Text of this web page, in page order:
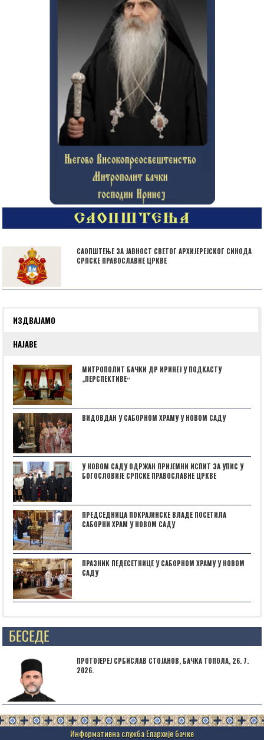
САОПШТЕЊЕ ЗА ЈАВНОСТ СВЕТОГ АРХИЈЕРЕЈСКОГ СИНОДА
СРПСКЕ ПРАВОСЛАВНЕ ЦРКВЕ
ИЗДВАЈАМО
НАЈАВЕ
МИТРОПОЛИТ БАЧКИ ДР ИРИНЕЈ У ПОДКАСТУ
„ПЕРСПЕКТИВЕˮ
ВИДОВДАН У САБОРНОМ ХРАМУ У НОВОМ САДУ
У НОВОМ САДУ ОДРЖАН ПРИЈЕМНИ ИСПИТ ЗА УПИС У
БОГОСЛОВИЈЕ СРПСКЕ ПРАВОСЛАВНЕ ЦРКВЕ
ПРЕДСЕДНИЦА ПОКРАЈИНСКЕ ВЛАДЕ ПОСЕТИЛА
САБОРНИ ХРАМ У НОВОМ САДУ
ПРАЗНИК ПЕДЕСЕТНИЦЕ У САБОРНОМ ХРАМУ У НОВОМ
САДУ
Posts not found
ПРОТОЈЕРЕЈ СРБИСЛАВ СТОЈАНОВ, БАЧКА ТОПОЛА, 26. 7.
2026.